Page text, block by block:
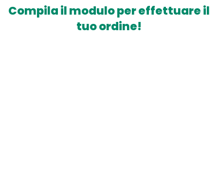
Compila il modulo per effettuare il
tuo ordine!